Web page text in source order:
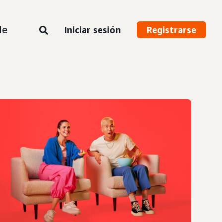
Iniciar sesión Registrarse